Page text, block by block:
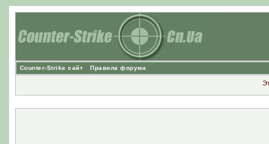
Counter-Strike сайт Правила форума